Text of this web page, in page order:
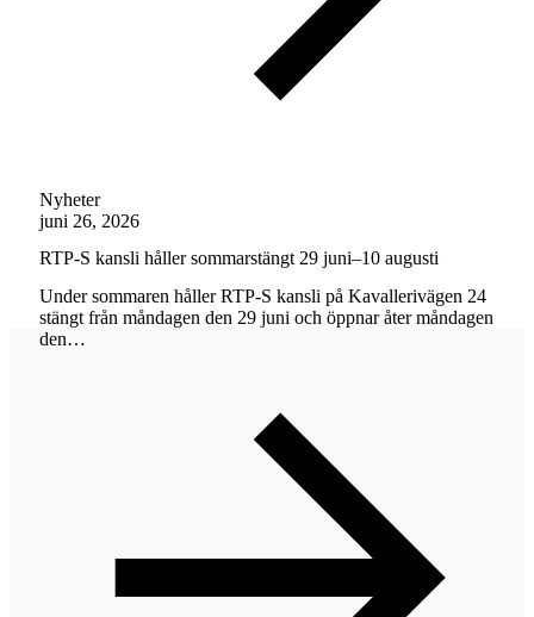
Nyheter
juni 26, 2026
RTP-S kansli håller sommarstängt 29 juni–10 augusti
Under sommaren håller RTP-S kansli på Kavallerivägen 24
stängt från måndagen den 29 juni och öppnar åter måndagen
den…